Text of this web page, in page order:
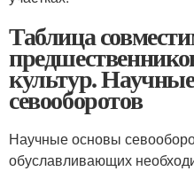
Таблица
культур.
севооборотов
Научные основы
обуславливающих